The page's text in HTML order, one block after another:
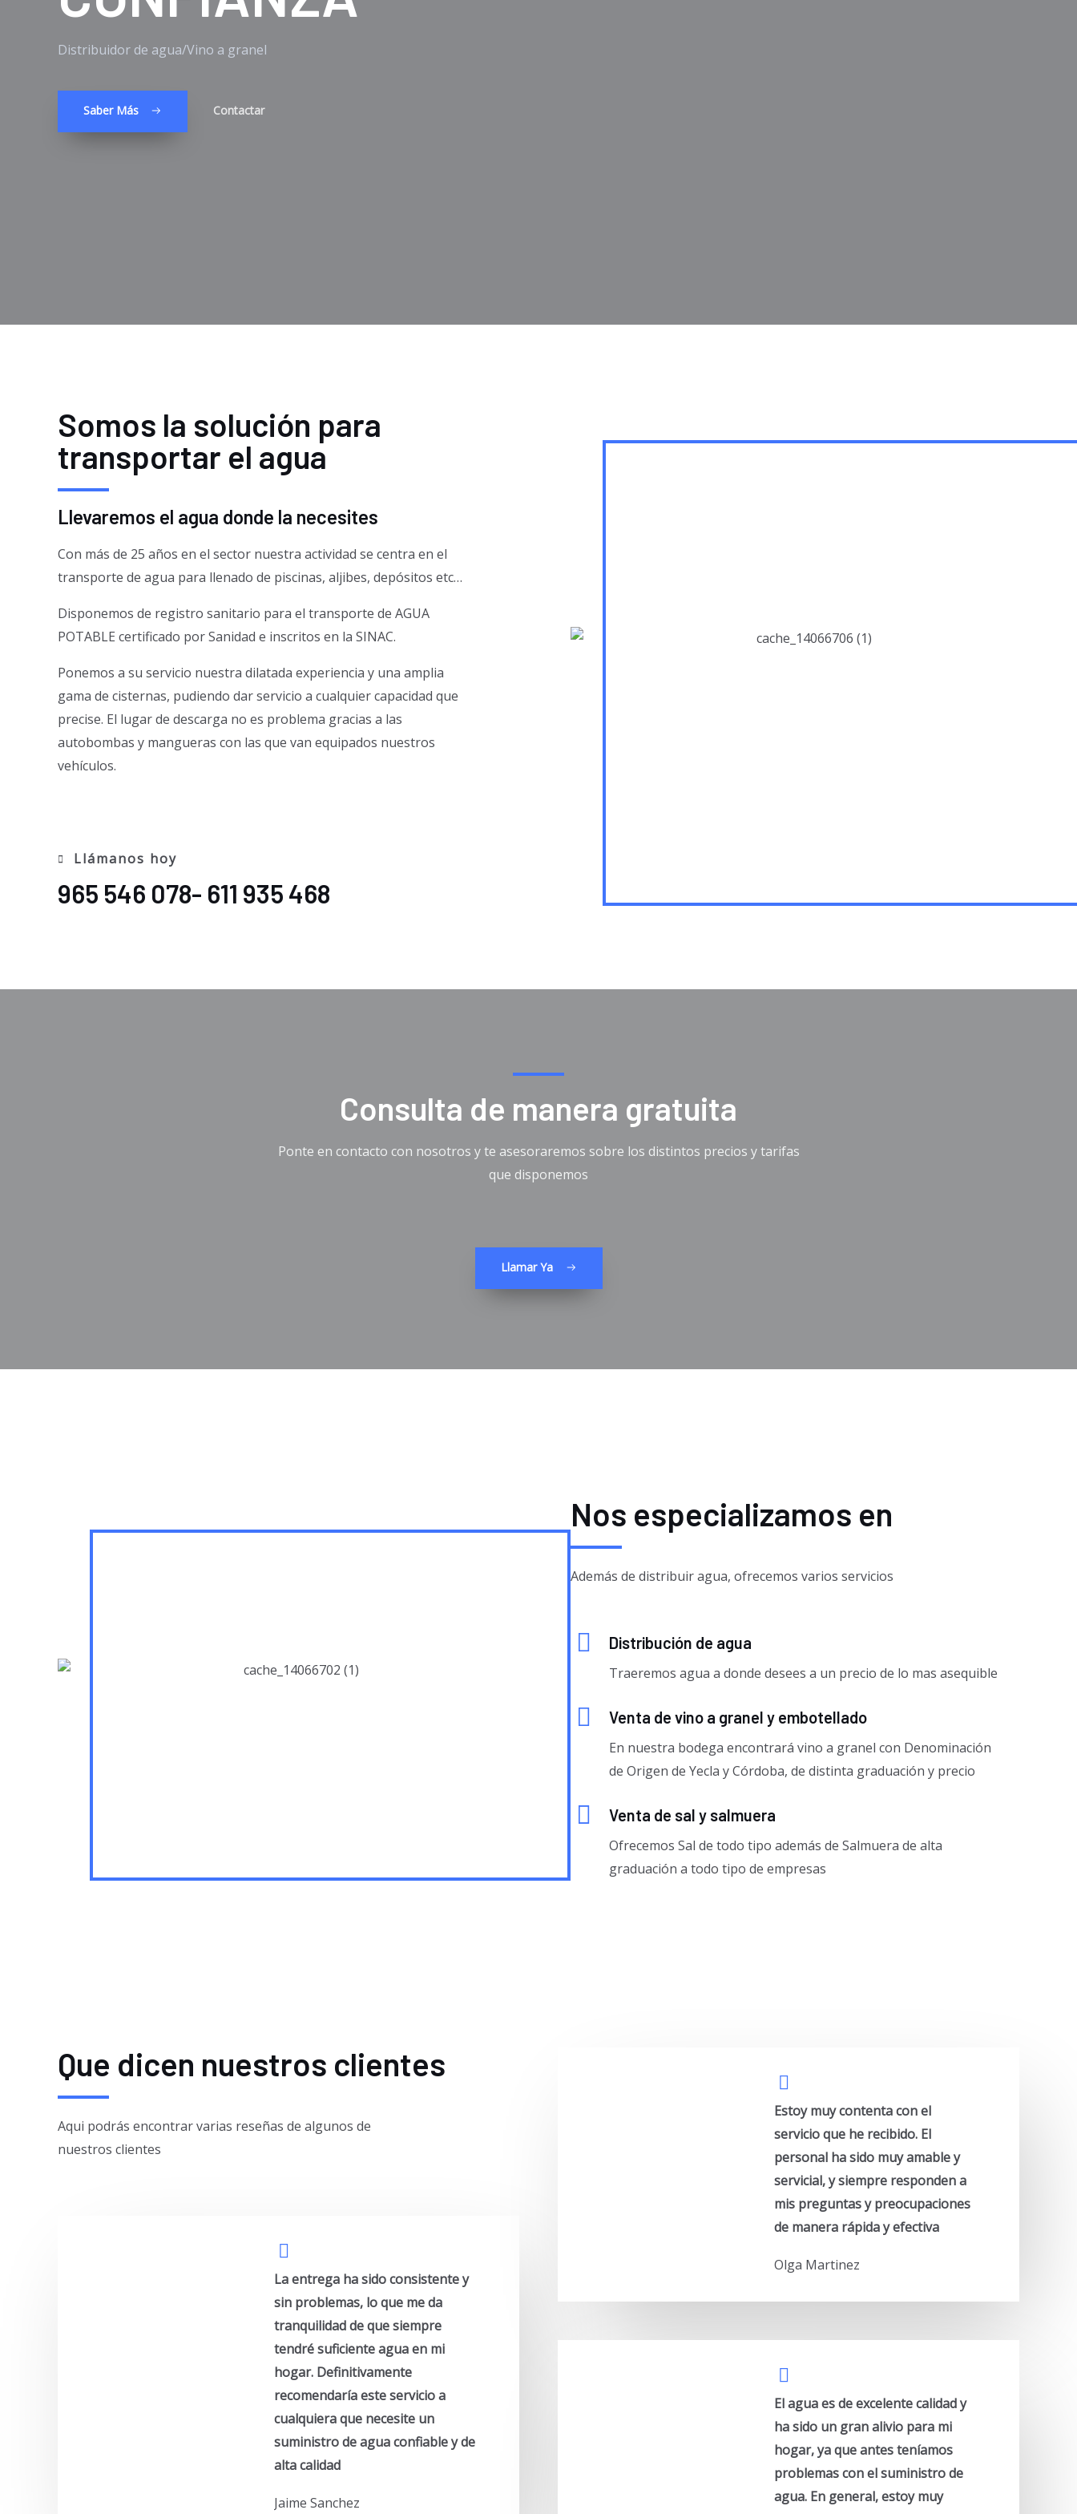
Distribuidor de agua/Vino a granel
Saber Más Contactar
Somos la solución para
transportar el agua
Llevaremos el agua donde la necesites
Con más de 25 años en el sector nuestra actividad se centra en el
transporte de agua para llenado de piscinas, aljibes, depósitos etc…
Disponemos de registro sanitario para el transporte de AGUA
POTABLE certificado por Sanidad e inscritos en la SINAC.
Ponemos a su servicio nuestra dilatada experiencia y una amplia
gama de cisternas, pudiendo dar servicio a cualquier capacidad que
precise. El lugar de descarga no es problema gracias a las
autobombas y mangueras con las que van equipados nuestros
vehículos.
Llámanos hoy
965 546 078- 611 935 468
Consulta de manera gratuita
Ponte en contacto con nosotros y te asesoraremos sobre los distintos precios y tarifas
que disponemos
Llamar Ya
Nos especializamos en
Además de distribuir agua, ofrecemos varios servicios
Distribución de agua
Traeremos agua a donde desees a un precio de lo mas asequible
Venta de vino a granel y embotellado
En nuestra bodega encontrará vino a granel con Denominación
de Origen de Yecla y Córdoba, de distinta graduación y precio
Venta de sal y salmuera
Ofrecemos Sal de todo tipo además de Salmuera de alta
graduación a todo tipo de empresas
Que dicen nuestros clientes
Aqui podrás encontrar varias reseñas de algunos de
nuestros clientes
La entrega ha sido consistente y
sin problemas, lo que me da
tranquilidad de que siempre
tendré suficiente agua en mi
hogar. Definitivamente
recomendaría este servicio a
cualquiera que necesite un
suministro de agua confiable y de
alta calidad
Jaime Sanchez
Estoy muy contenta con el
servicio que he recibido. El
personal ha sido muy amable y
servicial, y siempre responden a
mis preguntas y preocupaciones
de manera rápida y efectiva
Olga Martinez
El agua es de excelente calidad y
ha sido un gran alivio para mi
hogar, ya que antes teníamos
problemas con el suministro de
agua. En general, estoy muy